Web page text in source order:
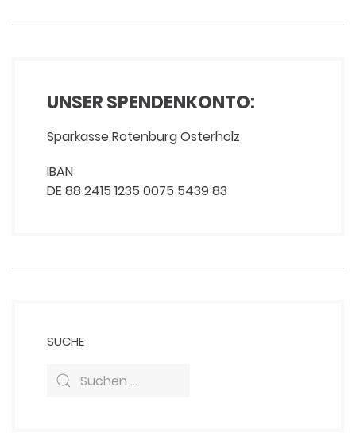
UNSER SPENDENKONTO:
Sparkasse Rotenburg Osterholz
IBAN
DE 88 2415 1235 0075 5439 83
SUCHE